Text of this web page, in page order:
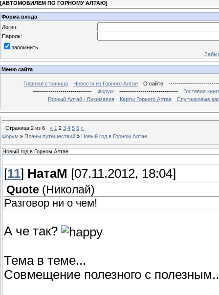
[АВТОМОБИЛЕМ ПО ГОРНОМУ АЛТАЮ]
Форма входа
Логин:
Пароль:
запомнить
Меню сайта
Главная страница Новости из Горного Алтая О сайте
------------------------------
Форум ------------------------------
Гостевая
Горный Алтай - Викимапия
Карты Горного Алтая Спутниковые
Страница 2 из 6 « 1 2 3 4 5 6 »
Форум » Планы путешествий » Новый год в Горном Алтае
Новый год в Горном Алтае
[11] НатаМ [07.11.2012, 18:04]
Quote ( Николай)
Разговор ни о чем!
А че так?
Тема в теме...
Совмещение полезного с